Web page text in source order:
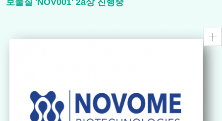
보물질 'NOV001' 2a상 진행중